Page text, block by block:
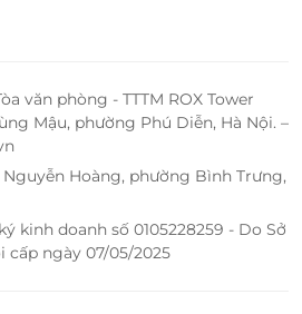
hài hòa giữa ẩm thực, nghệ
nhiên. Đây là trải nghiệm lý
ai yêu thích sự tinh tế và
Huế rất khác – nhẹ nhàng, sâu
LifeLinkđể tận hưởng buổi
văn phòng - TTTM ROX Tower
Mậu, phường Phú Diễn, Hà Nội. –
Nguyễn Hoàng, phường Bình Trưng,
kinh doanh số 0105228259 - Do Sở
cấp ngày 07/05/2025